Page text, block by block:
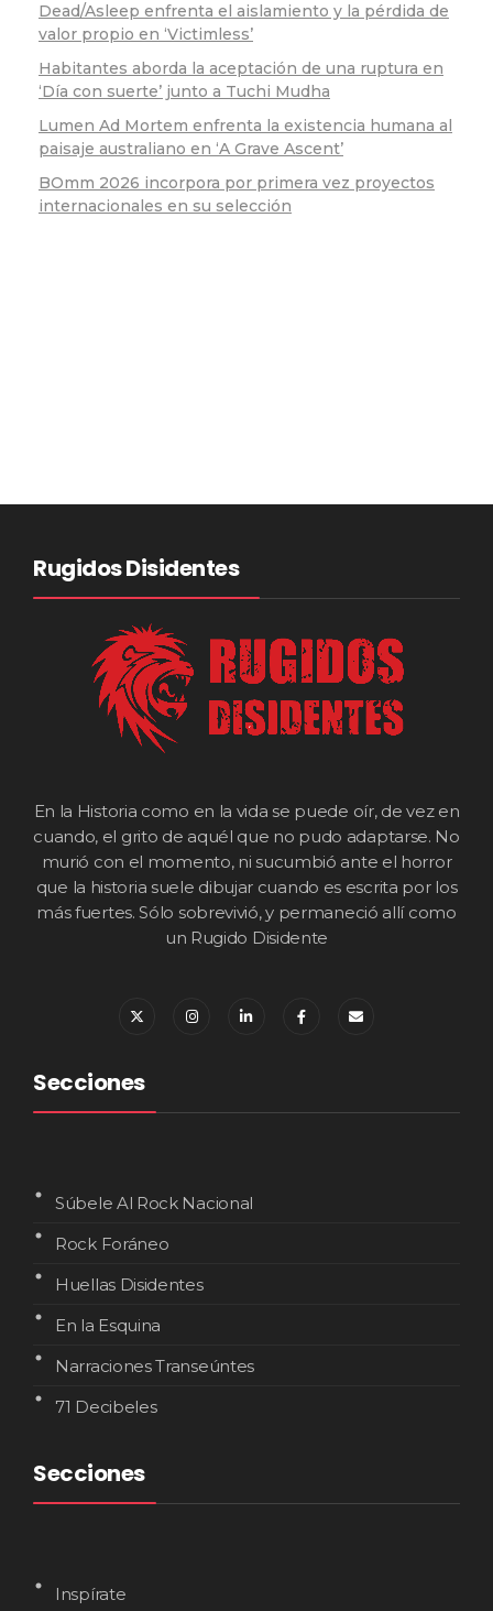
Dead/Asleep enfrenta el aislamiento y la pérdida de
valor propio en ‘Victimless’
Habitantes aborda la aceptación de una ruptura en
‘Día con suerte’ junto a Tuchi Mudha
Lumen Ad Mortem enfrenta la existencia humana al
paisaje australiano en ‘A Grave Ascent’
BOmm 2026 incorpora por primera vez proyectos
internacionales en su selección
Rugidos Disidentes
En la Historia como en la vida se puede oír, de vez en
cuando, el grito de aquél que no pudo adaptarse. No
murió con el momento, ni sucumbió ante el horror
que la historia suele dibujar cuando es escrita por los
más fuertes. Sólo sobrevivió, y permaneció allí como
un Rugido Disidente
Secciones
Súbele Al Rock Nacional
Rock Foráneo
Huellas Disidentes
En la Esquina
Narraciones Transeúntes
71 Decibeles
Secciones
Inspírate